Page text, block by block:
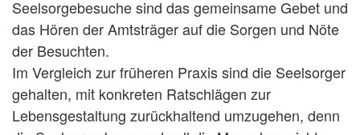
Seelsorgebesuche sind das gemeinsame Gebet und
das Hören der Amtsträger auf die Sorgen und Nöte
der Besuchten.
Im Vergleich zur früheren Praxis sind die Seelsorger
gehalten, mit konkreten Ratschlägen zur
Lebensgestaltung zurückhaltend umzugehen, denn